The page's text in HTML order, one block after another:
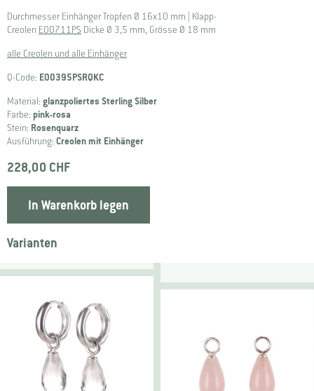
Durchmesser Einhänger Tropfen Ø 16x10 mm | Klapp-
Creolen E00711PS Dicke Ø 3,5 mm, Grösse Ø 18 mm
alle Creolen und alle Einhänger
Q-Code: E00395PSRQKC
Material: glanzpoliertes Sterling Silber
Farbe: pink-rosa
Stein: Rosenquarz
Ausführung: Creolen mit Einhänger
228,00 CHF
In Warenkorb legen
Varianten